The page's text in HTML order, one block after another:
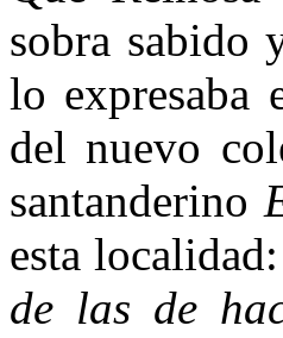
sobra sabido
lo expresaba
del nuevo
santanderino
esta
de las de